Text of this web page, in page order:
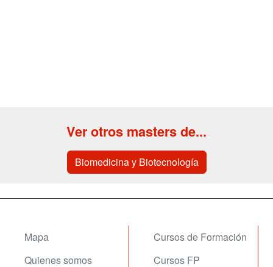
Ver otros masters de...
Biomedicina y Biotecnología
Mapa
Quienes somos
Cursos de Formación
Cursos FP